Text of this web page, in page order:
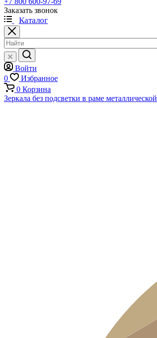
Заказать звонок
Каталог
Войти
0
Избранное
0 Корзина
Зеркала без подсветки в раме металлической